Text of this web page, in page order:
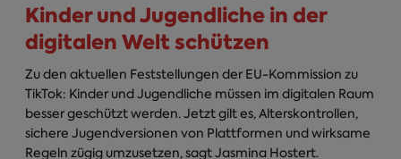
Kinder und Jugendliche in der
digitalen Welt schützen
Zu den aktuellen Feststellungen der EU-Kommission zu
TikTok: Kinder und Jugendliche müssen im digitalen Raum
besser geschützt werden. Jetzt gilt es, Alterskontrollen,
sichere Jugendversionen von Plattformen und wirksame
Regeln zügig umzusetzen, sagt Jasmina Hostert.